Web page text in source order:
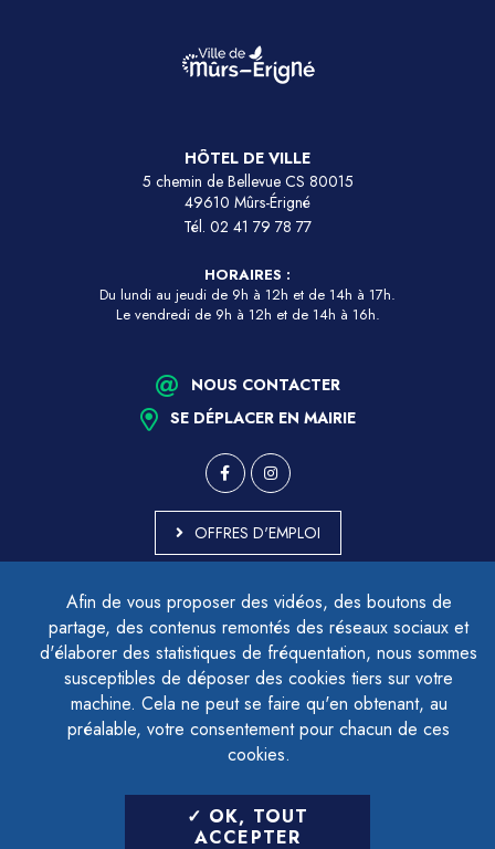
Afin de vous proposer des vidéos, des boutons de
partage, des contenus remontés des réseaux sociaux et
d'élaborer des statistiques de fréquentation, nous sommes
susceptibles de déposer des cookies tiers sur votre
machine. Cela ne peut se faire qu'en obtenant, au
préalable, votre consentement pour chacun de ces
cookies.
OK, TOUT
ACCEPTER
HÔTEL DE VILLE
5 chemin de Bellevue CS 80015
49610 Mûrs-Érigné
Tél. 02 41 79 78 77
HORAIRES :
Du lundi au jeudi de 9h à 12h et de 14h à 17h.
Le vendredi de 9h à 12h et de 14h à 16h.
NOUS CONTACTER
SE DÉPLACER EN MAIRIE
OFFRES D'EMPLOI
ACCESSIBILITÉ - PARTIELLEMENT CONFORME
PLAN DU SITE
MENTIONS LÉGALES
CONTACTER LE DÉLÉGUÉ À LA PROTECTION DES DONNÉES
GESTION DES COOKIES
LETTRE D'INFORMATION
SAISIR VOTRE ADRESSE E-MAIL
POUR VOUS INSCRIRE :